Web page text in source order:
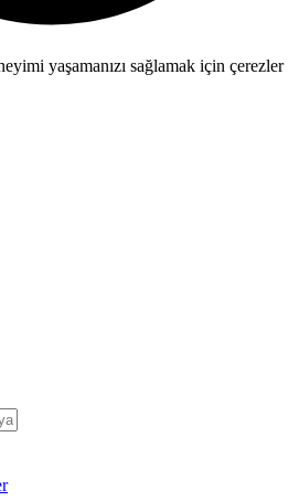
yaşamanızı sağlamak için çerezler